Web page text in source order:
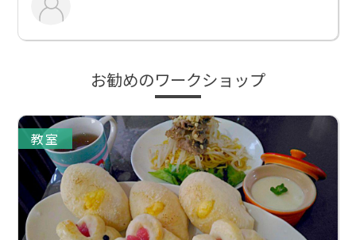
お勧めのワークショップ
教室